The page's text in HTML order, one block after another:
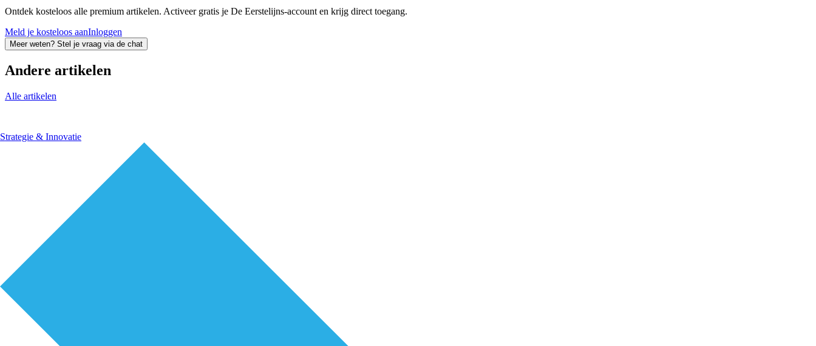
Strategie & Innovatie
Ontdek kosteloos alle premium artikelen. Activeer gratis je De Eerstelijns-account en krijg direct toegang.
Meld je kosteloos aanInloggen
Meer weten? Stel je vraag via de chat
Andere artikelen
Alle artikelen